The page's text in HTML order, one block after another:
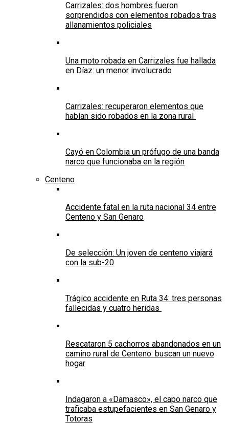
Carrizales: dos hombres fueron
sorprendidos con elementos robados tras
allanamientos policiales
Una moto robada en Carrizales fue hallada
en Díaz: un menor involucrado
Carrizales: recuperaron elementos que
habían sido robados en la zona rural
Cayó en Colombia un prófugo de una banda
narco que funcionaba en la región
Centeno
Accidente fatal en la ruta nacional 34 entre
Centeno y San Genaro
De selección: Un joven de centeno viajará
con la sub-20
Trágico accidente en Ruta 34: tres personas
fallecidas y cuatro heridas
Rescataron 5 cachorros abandonados en un
camino rural de Centeno: buscan un nuevo
hogar
Indagaron a «Damasco», el capo narco que
traficaba estupefacientes en San Genaro y
Totoras